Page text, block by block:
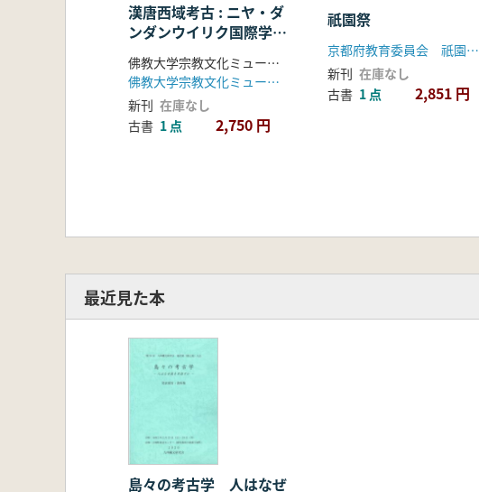
漢唐西域考古 : ニヤ・ダ
ンダンウイリク国際学術
シンポジウム発表要旨要
約資料集
佛教大学宗教文化ミュージアム 佛教大学ニヤ遺跡学術研究機構編
佛教大学宗教文化ミュージアム 佛教大学ニヤ遺跡学術研究機構
新刊 在庫なし
古書 1 点 2,750 円
祇園祭
京都府教育委員会 祇園祭協賛委員会
新刊 在庫なし
古書 1 点 2,851 円
最近見た本
島々の考古学 人はなぜ